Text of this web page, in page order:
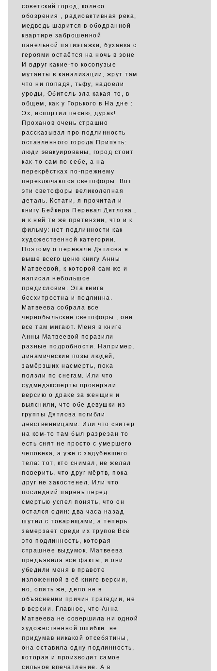
советский город, колесо
обозрения , радиоактивная река,
медведь шарится в ободранной
квартире заброшенной
панельной пятиэтажки, буханка с
героями остаётся на ночь в зоне
И вдруг какие-то косопузые
мутанты в канализации, жрут там
что ни попадя, тьфу, надоели
уроды, Обитель зла какая-то, в
общем, как у Горького в На дне :
Эх, испортил песню, дурак!
Проханов очень страшно
рассказывал про подлинность
оставленного города Припять:
люди эвакуированы, город стоит
как-то сам по себе, а на
перекрёстках по-прежнему
переключаются светофоры. Вот
эти светофоры великолепная
деталь. Кстати, я прочитал и
книгу Бейкера Перевал Дятлова ,
и к ней те же претензии, что и к
фильму: нет подлинности как
художественной категории.
Поэтому о перевале Дятлова я
выше всего ценю книгу Анны
Матвеевой, к которой сам же и
написал небольшое
предисловие. Эта книга
бесхитростна и подлинна.
Матвеева собрала все
чернобыльские светофоры , они
все там мигают. Меня в книге
Анны Матвеевой поразили
разные подробности. Например,
динамические позы людей,
замёрзших насмерть, пока
ползли по снегам. Или что
судмедэксперты проверяли
версию о драке за женщин и
выяснили, что обе девушки из
группы Дятлова погибли
девственницами. Или что свитер
на ком-то там был разрезан то
есть снят не просто с умершего
человека, а уже с задубевшего
тела: тот, кто снимал, не желал
поверить, что друг мёртв, пока
друг не закостенел. Или что
последний парень перед
смертью успел понять, что он
остался один: два часа назад
шутил с товарищами, а теперь
замерзает среди их трупов Всё
это подлинность, которая
страшнее выдумок. Матвеева
предъявила все факты, и они
убедили меня в правоте
изложенной в её книге версии,
но, опять же, дело не в
объяснении причин трагедии, не
в версии. Главное, что Анна
Матвеева не совершила ни одной
художественной ошибки: не
придумав никакой отсебятины,
она оставила одну подлинность,
которая и производит самое
сильное впечатление. А в